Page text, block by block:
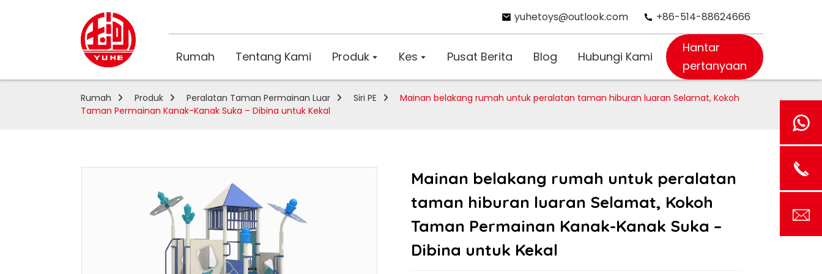
yuhetoys@outlook.com +86-514-88624666
Rumah Tentang Kami Produk Kes Pusat Berita Blog Hubungi Kami
Hantar
pertanyaan
Rumah Produk Peralatan Taman Permainan Luar Siri PE
Mainan belakang rumah untuk peralatan taman hiburan luaran Selamat, Kokoh
Taman Permainan Kanak-Kanak Suka – Dibina untuk Kekal
Mainan belakang rumah untuk peralatan
taman hiburan luaran Selamat, Kokoh
Taman Permainan Kanak-Kanak Suka –
Dibina untuk Kekal